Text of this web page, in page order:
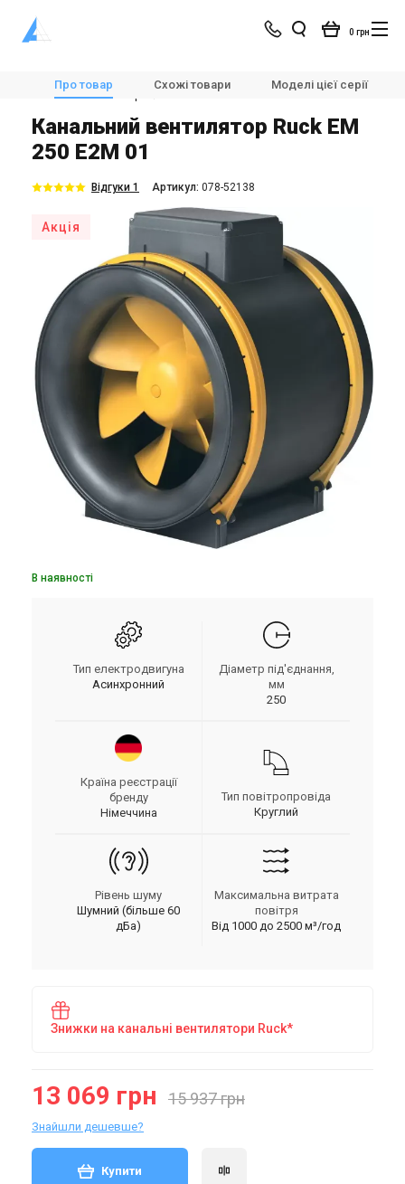
0 грн
Магазин Вентиляція
Вентилятори
Канальні вентилятори
Ruck EM 250 E2M 01
Про товар Схожі товари Моделі цієї серії
Канальний вентилятор Ruck EM
250 E2M 01
Відгуки 1 Aртикул: 078-52138
Акція
В наявності
Тип електродвигуна
Асинхронний
Діаметр під'єднання,
мм
250
Країна реєстрації
бренду
Німеччина
Тип повітропровіда
Круглий
Рівень шуму
Шумний (більше 60
дБа)
Максимальна витрата
повітря
Від 1000 до 2500 м³/год
Знижки на канальні вентилятори Ruck*
13 069 грн 15 937 грн
Знайшли дешевше?
Купити